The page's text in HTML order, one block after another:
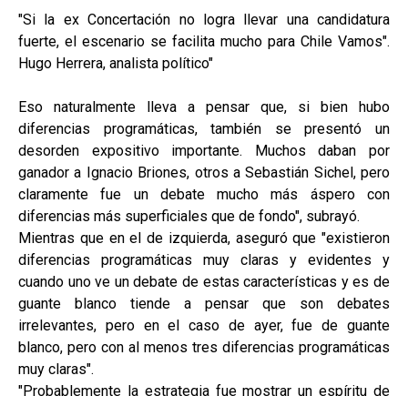
"Si la ex Concertación no logra llevar una candidatura
fuerte, el escenario se facilita mucho para Chile Vamos".
Hugo Herrera, analista político"
Eso naturalmente lleva a pensar que, si bien hubo
diferencias programáticas, también se presentó un
desorden expositivo importante. Muchos daban por
ganador a Ignacio Briones, otros a Sebastián Sichel, pero
claramente fue un debate mucho más áspero con
diferencias más superficiales que de fondo", subrayó.
Mientras que en el de izquierda, aseguró que "existieron
diferencias programáticas muy claras y evidentes y
cuando uno ve un debate de estas características y es de
guante blanco tiende a pensar que son debates
irrelevantes, pero en el caso de ayer, fue de guante
blanco, pero con al menos tres diferencias programáticas
muy claras".
"Probablemente la estrategia fue mostrar un espíritu de